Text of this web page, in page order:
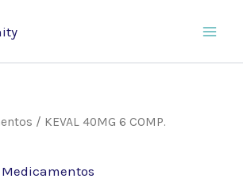
/ KEVAL 40MG 6 COMP.
Medicamentos